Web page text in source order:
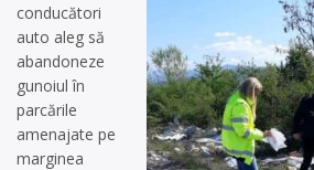
conducători
auto aleg să
abandoneze
gunoiul în
parcările
amenajate pe
marginea